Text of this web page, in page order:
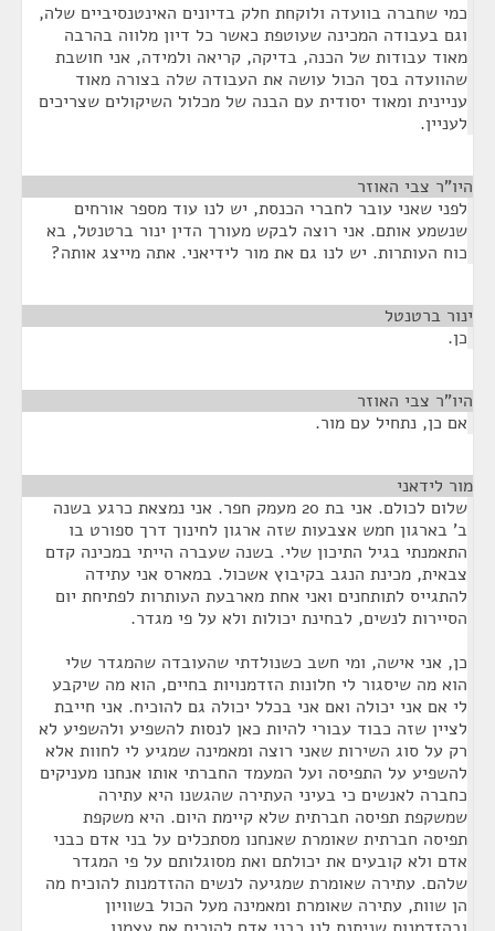
כמי שחברה בוועדה ולוקחת חלק בדיונים האינטנסיביים שלה,
וגם בעבודה המכינה שעוטפת כאשר כל דיון מלווה בהרבה
מאוד עבודות של הכנה, בדיקה, קריאה ולמידה, אני חושבת
שהוועדה בסך הכול עושה את העבודה שלה בצורה מאוד
עניינית ומאוד יסודית עם הבנה של מכלול השיקולים שצריכים
לעניין.
היו"ר צבי האוזר
לפני שאני עובר לחברי הכנסת, יש לנו עוד מספר אורחים
שנשמע אותם. אני רוצה לבקש מעורך הדין ינור ברטנטל, בא
כוח העותרות. יש לנו גם את מור לידיאני. אתה מייצג אותה?
ינור ברטנטל
כן.
היו"ר צבי האוזר
אם כן, נתחיל עם מור.
מור לידאני
שלום לכולם. אני בת 20 מעמק חפר. אני נמצאת כרגע בשנה
ב' בארגון חמש אצבעות שזה ארגון לחינוך דרך ספורט בו
התאמנתי בגיל התיכון שלי. בשנה שעברה הייתי במכינה קדם
צבאית, מכינת הנגב בקיבוץ אשכול. במארס אני עתידה
להתגייס לתותחנים ואני אחת מארבעת העותרות לפתיחת יום
הסיירות לנשים, לבחינת יכולות ולא על פי מגדר.
כן, אני אישה, ומי חשב כשנולדתי שהעובדה שהמגדר שלי
הוא מה שיסגור לי חלונות הזדמנויות בחיים, הוא מה שיקבע
לי אם אני יכולה ואם אני בכלל יכולה גם להוכיח. אני חייבת
לציין שזה כבוד עבורי להיות כאן לנסות להשפיע ולהשפיע לא
רק על סוג השירות שאני רוצה ומאמינה שמגיע לי לחוות אלא
להשפיע על התפיסה ועל המעמד החברתי אותו אנחנו מעניקים
כחברה לאנשים כי בעיני העתירה שהגשנו היא עתירה
שמשקפת תפיסה חברתית שלא קיימת היום. היא משקפת
תפיסה חברתית שאומרת שאנחנו מסתכלים על בני אדם כבני
אדם ולא קובעים את יכולתם ואת מסוגלותם על פי המגדר
שלהם. עתירה שאומרת שמגיעה לנשים ההזדמנות להוכיח מה
הן שוות, עתירה שאומרת ומאמינה מעל הכול בשוויון